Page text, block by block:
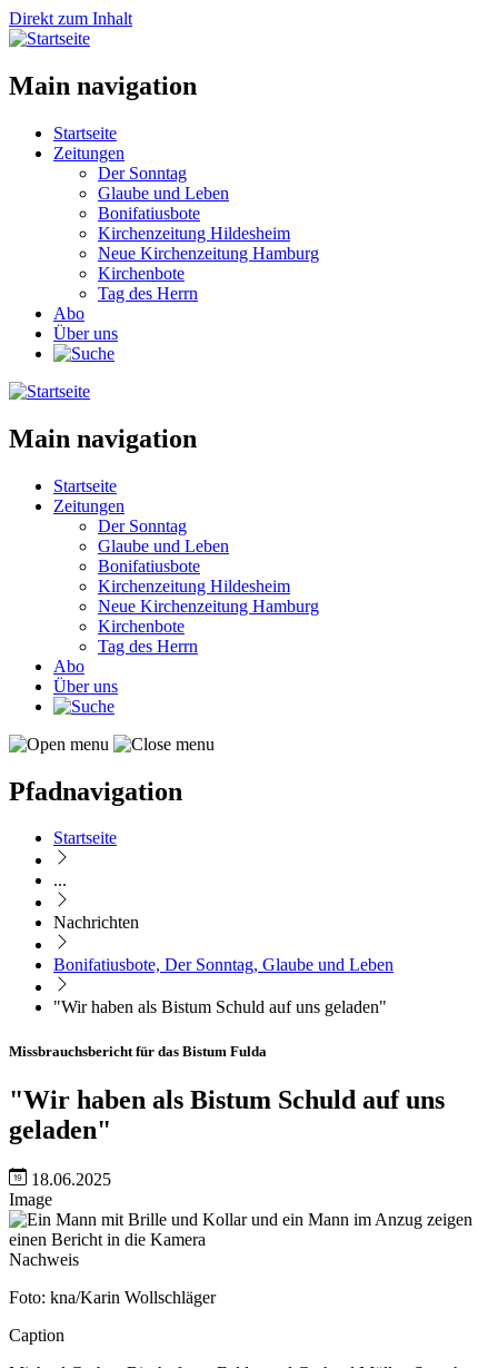
Direkt zum Inhalt
Main navigation
Startseite
Zeitungen
Der Sonntag
Glaube und Leben
Bonifatiusbote
Kirchenzeitung Hildesheim
Neue Kirchenzeitung Hamburg
Kirchenbote
Tag des Herrn
Abo
Über uns
Main navigation
Startseite
Zeitungen
Der Sonntag
Glaube und Leben
Bonifatiusbote
Kirchenzeitung Hildesheim
Neue Kirchenzeitung Hamburg
Kirchenbote
Tag des Herrn
Abo
Über uns
Pfadnavigation
Startseite
...
Nachrichten
Bonifatiusbote, Der Sonntag, Glaube und Leben
"Wir haben als Bistum Schuld auf uns geladen"
Missbrauchsbericht für das Bistum Fulda
"Wir haben als Bistum Schuld auf uns
geladen"
18.06.2025
Image
Nachweis
Foto: kna/Karin Wollschläger
Caption